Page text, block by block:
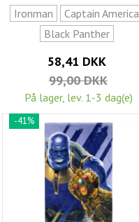
Ironman
Captain America
Black Panther
58,41 DKK
99,00 DKK
På lager, lev. 1-3 dag(e)
-41%